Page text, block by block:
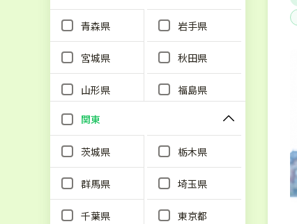
青森県 岩手県
宮城県 秋田県
山形県 福島県
関東
茨城県 栃木県
群馬県 埼玉県
千葉県 東京都